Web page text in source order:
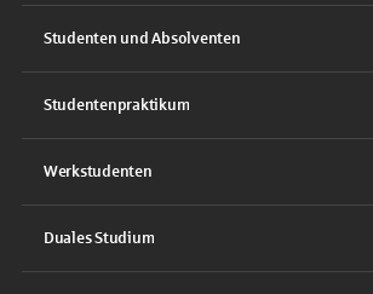
Studenten und Absolventen
Studentenpraktikum
Werkstudenten
Duales Studium